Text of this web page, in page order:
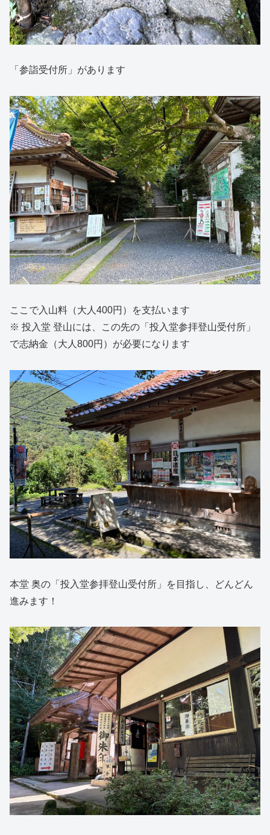
「参詣受付所」があります
ここで入山料（大人400円）を支払います
※ 投入堂 登山には、この先の「投入堂参拝登山受付所」
で志納金（大人800円）が必要になります
本堂 奥の「投入堂参拝登山受付所」を目指し、どんどん
進みます！